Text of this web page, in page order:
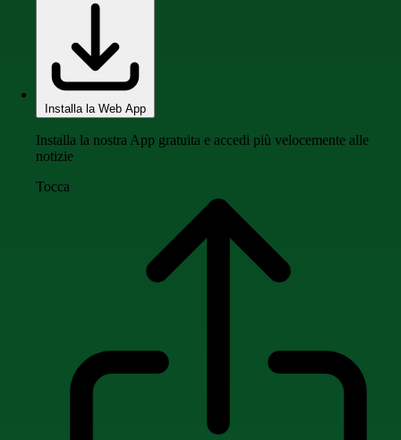
Installa la Web App
Installa la nostra App gratuita e accedi più velocemente alle
notizie
Tocca